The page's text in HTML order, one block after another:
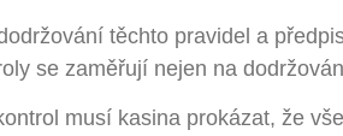
těchto pravidel a
se zaměřují nejen na
musí kasina prokázat, že